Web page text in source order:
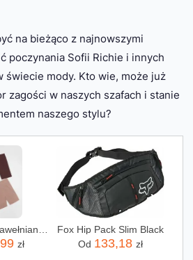
na bieżąco z najnowszymi
poczynania Sofii Richie i innych
świecie mody. Kto wie, może już
zagości w naszych szafach i stanie
naszego stylu?
Reserved - Bawełniane kolarki - czarny
zł
Fox Hip Pack Slim Black
Od 133,18 zł